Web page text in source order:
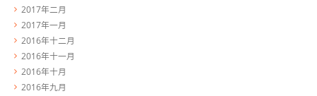
2017年二月
2017年一月
2016年十二月
2016年十一月
2016年十月
2016年九月